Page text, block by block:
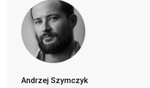
Andrzej Szymczyk